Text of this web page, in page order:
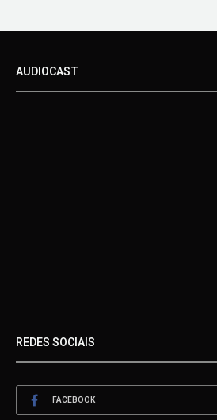
AUDIOCAST
REDES SOCIAIS
FACEBOOK